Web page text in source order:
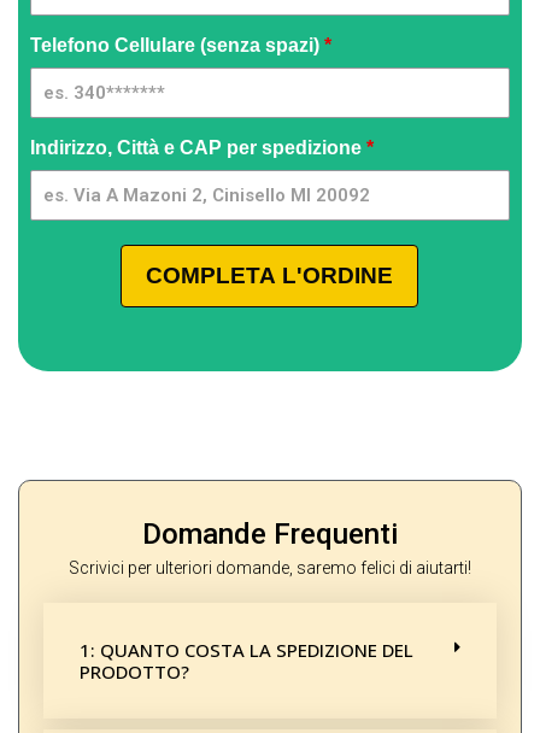
| 03
Telefono Cellulare (senza spazi) *
Indirizzo, Città e CAP per spedizione *
COMPLETA L'ORDINE
Domande Frequenti
Scrivici per ulteriori domande, saremo felici di aiutarti!
1: QUANTO COSTA LA SPEDIZIONE DEL
PRODOTTO?